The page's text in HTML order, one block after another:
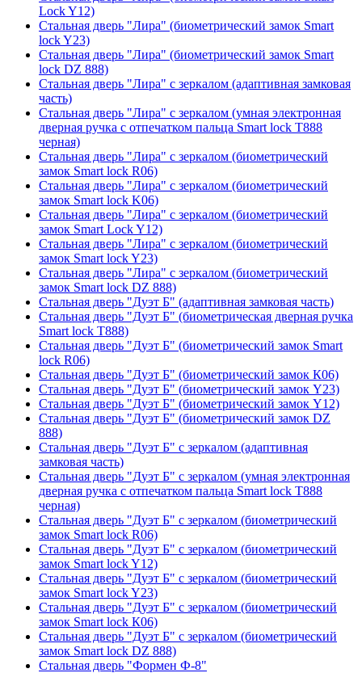
Lock Y12)
Стальная дверь "Лира" (биометрический замок Smart
lock Y23)
Стальная дверь "Лира" (биометрический замок Smart
lock DZ 888)
Стальная дверь "Лира" с зеркалом (адаптивная замковая
часть)
Стальная дверь "Лира" с зеркалом (умная электронная
дверная ручка с отпечатком пальца Smart lock T888
черная)
Стальная дверь "Лира" с зеркалом (биометрический
замок Smart lock R06)
Стальная дверь "Лира" с зеркалом (биометрический
замок Smart lock K06)
Стальная дверь "Лира" с зеркалом (биометрический
замок Smart Lock Y12)
Стальная дверь "Лира" с зеркалом (биометрический
замок Smart lock Y23)
Стальная дверь "Лира" с зеркалом (биометрический
замок Smart lock DZ 888)
Стальная дверь "Дуэт Б" (адаптивная замковая часть)
Стальная дверь "Дуэт Б" (биометрическая дверная ручка
Smart lock T888)
Стальная дверь "Дуэт Б" (биометрический замок Smart
lock R06)
Стальная дверь "Дуэт Б" (биометрический замок К06)
Стальная дверь "Дуэт Б" (биометрический замок Y23)
Стальная дверь "Дуэт Б" (биометрический замок Y12)
Стальная дверь "Дуэт Б" (биометрический замок DZ
888)
Стальная дверь "Дуэт Б" с зеркалом (адаптивная
замковая часть)
Стальная дверь "Дуэт Б" с зеркалом (умная электронная
дверная ручка с отпечатком пальца Smart lock T888
черная)
Стальная дверь "Дуэт Б" с зеркалом (биометрический
замок Smart lock R06)
Стальная дверь "Дуэт Б" с зеркалом (биометрический
замок Smart lock Y12)
Стальная дверь "Дуэт Б" с зеркалом (биометрический
замок Smart lock Y23)
Стальная дверь "Дуэт Б" с зеркалом (биометрический
замок Smart lock К06)
Стальная дверь "Дуэт Б" с зеркалом (биометрический
замок Smart lock DZ 888)
Стальная дверь "Формен Ф-8"